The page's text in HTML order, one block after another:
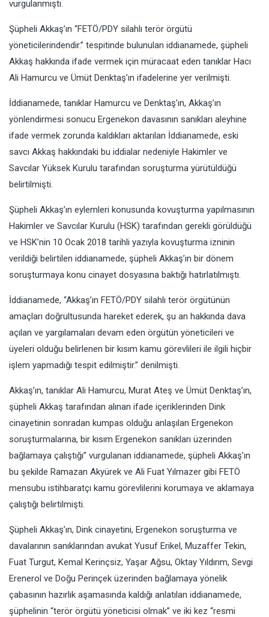
vurgulanmıştı.
Şüpheli Akkaş’ın “FETÖ/PDY silahlı terör örgütü
yöneticilerindendir.” tespitinde bulunulan iddianamede, şüpheli
Akkaş hakkında ifade vermek için müracaat eden tanıklar Hacı
Ali Hamurcu ve Ümüt Denktaş’ın ifadelerine yer verilmişti.
İddianamede, tanıklar Hamurcu ve Denktaş’ın, Akkaş’ın
yönlendirmesi sonucu Ergenekon davasının sanıkları aleyhine
ifade vermek zorunda kaldıkları aktarılan İddianamede, eski
savcı Akkaş hakkındaki bu iddialar nedeniyle Hakimler ve
Savcılar Yüksek Kurulu tarafından soruşturma yürütüldüğü
belirtilmişti.
Şüpheli Akkaş’ın eylemleri konusunda kovuşturma yapılmasının
Hakimler ve Savcılar Kurulu (HSK) tarafından gerekli görüldüğü
ve HSK’nin 10 Ocak 2018 tarihli yazıyla kovuşturma izninin
verildiği belirtilen iddianamede, şüpheli Akkaş’ın bir dönem
soruşturmaya konu cinayet dosyasına baktığı hatırlatılmıştı.
İddianamede, “Akkaş’ın FETÖ/PDY silahlı terör örgütünün
amaçları doğrultusunda hareket ederek, şu an hakkında dava
açılan ve yargılamaları devam eden örgütün yöneticileri ve
üyeleri olduğu belirlenen bir kısım kamu görevlileri ile ilgili hiçbir
işlem yapmadığı tespit edilmiştir.” denilmişti.
Akkaş’ın, tanıklar Ali Hamurcu, Murat Ateş ve Ümüt Denktaş’ın,
şüpheli Akkaş tarafından alınan ifade içeriklerinden Dink
cinayetinin sonradan kumpas olduğu anlaşılan Ergenekon
soruşturmalarına, bir kısım Ergenekon sanıkları üzerinden
bağlamaya çalıştığı” vurgulanan iddianamede, şüpheli Akkaş’ın
bu şekilde Ramazan Akyürek ve Ali Fuat Yılmazer gibi FETÖ
mensubu istihbaratçı kamu görevlilerini korumaya ve aklamaya
çalıştığı belirtilmişti.
Şüpheli Akkaş’ın, Dink cinayetini, Ergenekon soruşturma ve
davalarının sanıklarından avukat Yusuf Erikel, Muzaffer Tekin,
Fuat Turgut, Kemal Kerinçsiz, Yaşar Ağsu, Oktay Yıldırım, Sevgi
Erenerol ve Doğu Perinçek üzerinden bağlamaya yönelik
çabasının hazırlık aşamasında kaldığı anlatılan iddianamede,
şüphelinin “terör örgütü yöneticisi olmak” ve iki kez “resmi